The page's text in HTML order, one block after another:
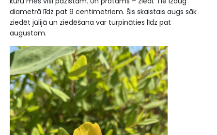
diametrā līdz pat 9 centimetriem. Šis skaistais augs sāk
ziedēt jūlijā un ziedēšana var turpināties līdz pat
augustam.